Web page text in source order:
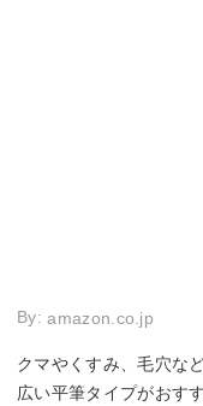
By:amazon.co.jp
クマやくすみ、毛穴な
広い平筆タイプがおす